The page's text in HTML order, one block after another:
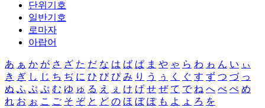
단위기호
일반기호
로마자
아랍어
あ ぁ か が さ ざ た だ な は ば ぱ ま や ゃ ら わ ゎ ん い ぃ
き ぎ し じ ち ぢ に ひ び ぴ み り う ぅ く ぐ す ず つ づ っ
ぬ ふ ぶ ぷ む ゆ ゅ る え ぇ け げ せ ぜ て で ね へ べ ぺ め
れ お ぉ こ ご そ ぞ と ど の ほ ぼ ぽ も よ ょ ろ を